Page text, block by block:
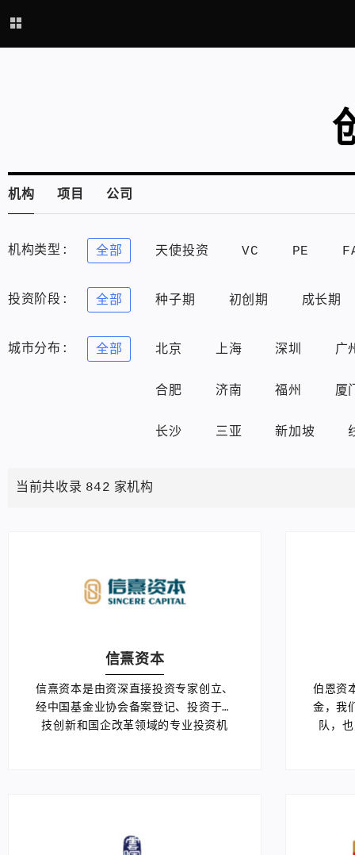
机构 项目 公司
机构类型: 全部 天使投资 VC PE
投资阶段: 全部 种子期 初创期 成长期
城市分布: 全部 北京 上海 深圳 广
合肥 济南 福州 厦
长沙 三亚 新加坡
当前共收录 842 家机构
信熹资本
信熹资本是由资深直接投资专家创立、
经中国基金业协会备案登记、投资于科
技创新和国企改革领域的专业投资机
伯恩资
金，我
队，